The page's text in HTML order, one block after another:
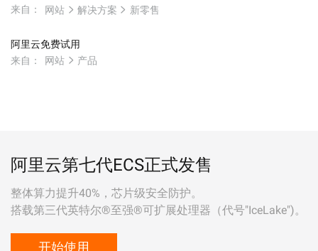
来自：
网站 解决方案 新零售
阿里云免费试用
来自：
网站 产品
阿里云第七代ECS正式发售
整体算力提升40%，芯片级安全防护。
搭载第三代英特尔®至强®可扩展处理器（代号"IceLake")。
开始使用